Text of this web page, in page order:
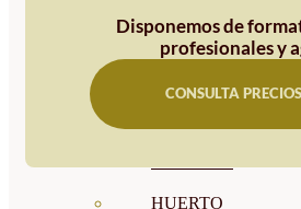
PROFESIONALES
ABONOS POR CULTIVO
HUERTO
Disponemos de
profesionales y
CONSULTA